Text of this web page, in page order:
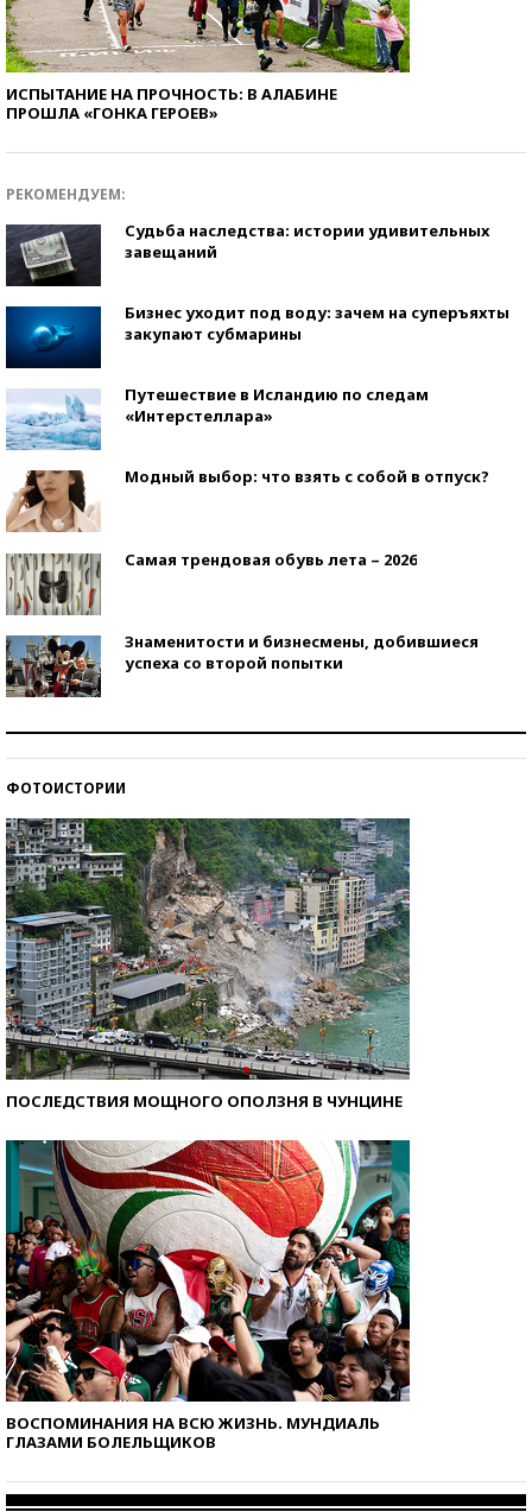
ИСПЫТАНИЕ НА ПРОЧНОСТЬ: В АЛАБИНЕ
ПРОШЛА «ГОНКА ГЕРОЕВ»
РЕКОМЕНДУЕМ:
Судьба наследства: истории удивительных
завещаний
Бизнес уходит под воду: зачем на суперъяхты
закупают субмарины
Путешествие в Исландию по следам
«Интерстеллара»
Модный выбор: что взять с собой в отпуск?
Самая трендовая обувь лета – 2026
Знаменитости и бизнесмены, добившиеся
успеха со второй попытки
ФОТОИСТОРИИ
ПОСЛЕДСТВИЯ МОЩНОГО ОПОЛЗНЯ В ЧУНЦИНЕ
ВОСПОМИНАНИЯ НА ВСЮ ЖИЗНЬ. МУНДИАЛЬ
ГЛАЗАМИ БОЛЕЛЬЩИКОВ